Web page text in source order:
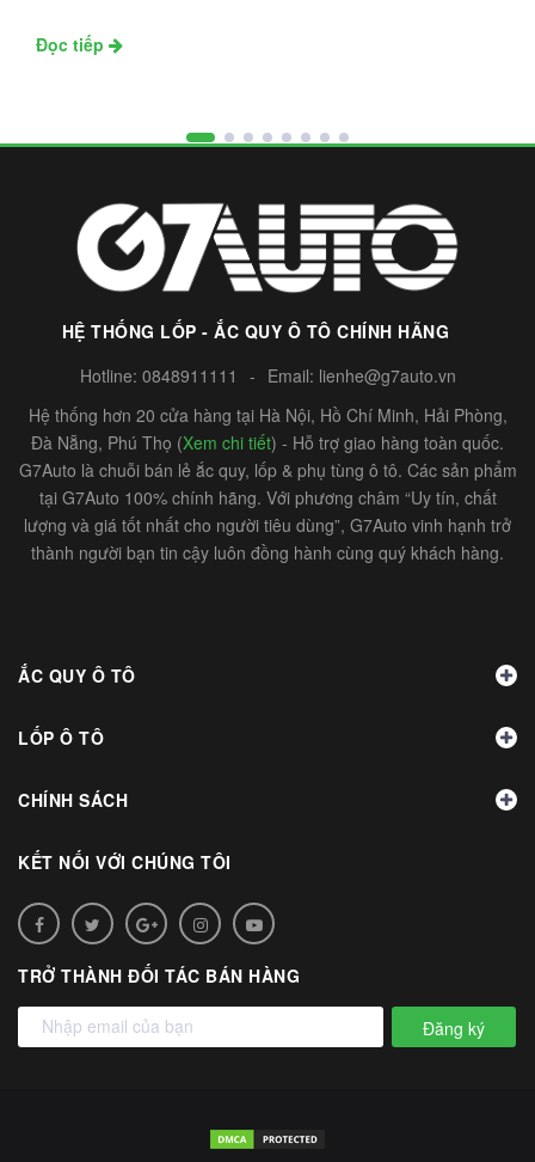
Đọc tiếp
HỆ THỐNG LỐP - ẮC QUY Ô TÔ CHÍNH HÃNG
Hotline: 0848911111 - Email: lienhe@g7auto.vn
Hệ thống hơn 20 cửa hàng tại Hà Nội, Hồ Chí Minh, Hải Phòng,
Đà Nẵng, Phú Thọ (Xem chi tiết) - Hỗ trợ giao hàng toàn quốc.
G7Auto là chuỗi bán lẻ ắc quy, lốp & phụ tùng ô tô. Các sản phẩm
tại G7Auto 100% chính hãng. Với phương châm “Uy tín, chất
lượng và giá tốt nhất cho người tiêu dùng”, G7Auto vinh hạnh trở
thành người bạn tin cậy luôn đồng hành cùng quý khách hàng.
ẮC QUY Ô TÔ
LỐP Ô TÔ
CHÍNH SÁCH
KẾT NỐI VỚI CHÚNG TÔI
TRỞ THÀNH ĐỐI TÁC BÁN HÀNG
Đăng ký